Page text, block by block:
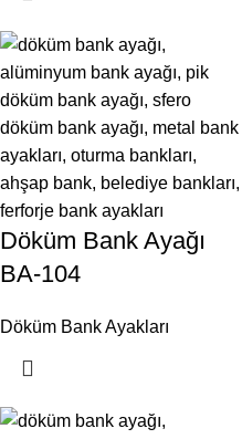
Döküm Bank Ayağı
BA-104
Döküm Bank Ayakları